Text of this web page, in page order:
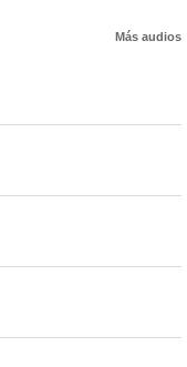
Más audios